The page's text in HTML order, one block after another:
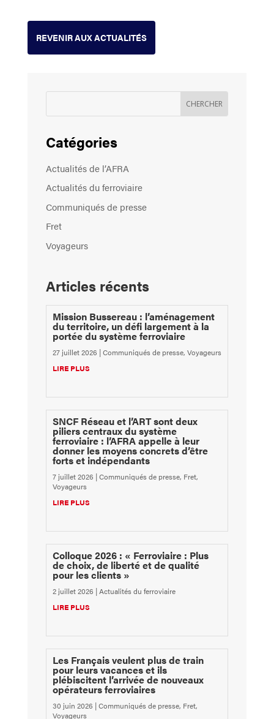
REVENIR AUX ACTUALITÉS
Catégories
Actualités de l’AFRA
Actualités du ferroviaire
Communiqués de presse
Fret
Voyageurs
Articles récents
Mission Bussereau : l’aménagement
du territoire, un défi largement à la
portée du système ferroviaire
27 juillet 2026 |Communiqués de presse, Voyageurs
LIRE PLUS
SNCF Réseau et l’ART sont deux
piliers centraux du système
ferroviaire : l’AFRA appelle à leur
donner les moyens concrets d’être
forts et indépendants
7 juillet 2026 |Communiqués de presse, Fret,
Voyageurs
LIRE PLUS
Colloque 2026 : « Ferroviaire : Plus
de choix, de liberté et de qualité
pour les clients »
2 juillet 2026 |Actualités du ferroviaire
LIRE PLUS
Les Français veulent plus de train
pour leurs vacances et ils
plébiscitent l’arrivée de nouveaux
opérateurs ferroviaires
30 juin 2026 |Communiqués de presse, Fret,
Voyageurs